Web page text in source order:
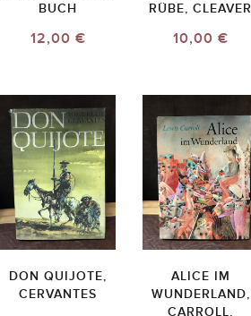
UCH
12,00 €
RÜBE, CLEAVER
10,00 €
DON QUIJOTE,
CERVANTES
ALICE IM
WUNDERLAND,
CARROLL,